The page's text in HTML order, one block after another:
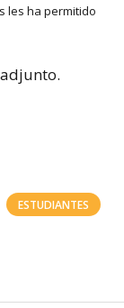
les ha permitido
ESTUDIANTES